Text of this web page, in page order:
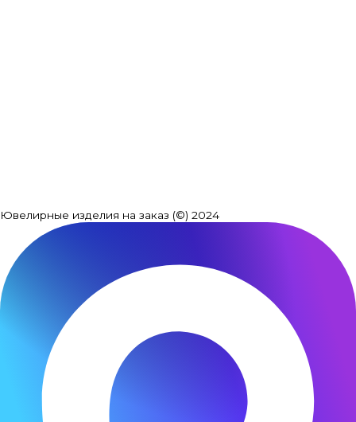
Ювелирные изделия на заказ (©) 2024